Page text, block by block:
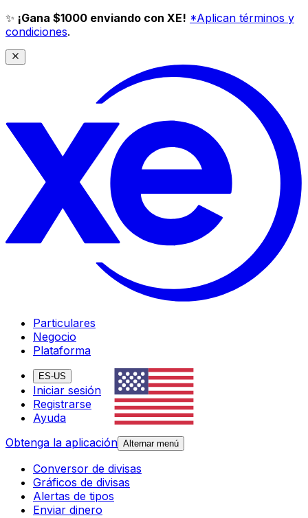
✨ ¡Gana $1000 enviando con XE! *Aplican términos y
condiciones.
Particulares
Negocio
Plataforma
ES-US
Iniciar sesión
Registrarse
Ayuda
Obtenga la aplicación Alternar menú
Conversor de divisas
Gráficos de divisas
Alertas de tipos
Enviar dinero